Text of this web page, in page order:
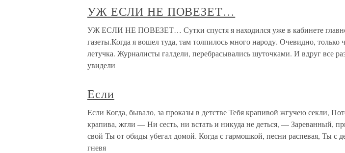
УЖ ЕСЛИ НЕ ПОВЕЗЕТ…
УЖ ЕСЛИ НЕ ПОВЕЗЕТ… Сутки спустя я находился уже в кабинете
газеты.Когда я вошел туда, там толпилось много народу. Очевидно, только
летучка. Журналисты галдели, перебрасывались шуточками. И вдруг все
увидели
Если
Если Когда, бывало, за проказы в детстве Тебя крапивой жгучею секли,
крапива, жгли — Ни сесть, ни встать и никуда не деться, — Зареванный,
свой Ты от обиды убегал домой. Когда с гармошкой, песни распевая, Ты с
гневя